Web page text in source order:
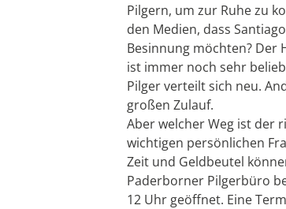
Pilgern, um zur Ruhe zu
den Medien, dass
Besinnung möchten? Der
ist immer noch sehr
Pilger verteilt sich neu.
großen Zulauf.
Aber welcher Weg ist der
wichtigen persönlichen
Zeit und Geldbeutel
Paderborner Pilgerbüro
12 Uhr geöffnet. Eine